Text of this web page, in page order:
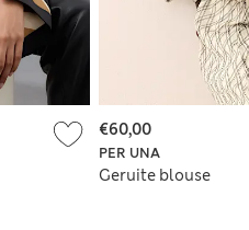
PER UNA
Geruite blouse
€60,00